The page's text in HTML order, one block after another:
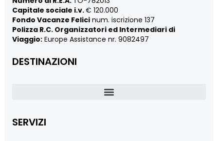
Capitale sociale i.v.€ 120.000
Fondo Vacanze Felici num. iscrizione 137
Polizza R.C. Organizzatori ed Intermediari di
Viaggio: Europe Assistance nr. 9082497
DESTINAZIONI
SERVIZI